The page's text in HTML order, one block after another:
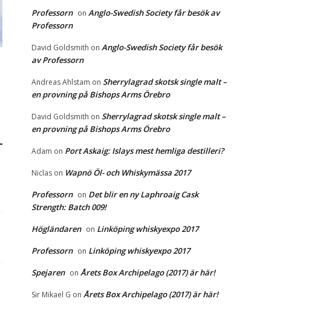
Professorn on Anglo-Swedish Society får besök av
Professorn
David Goldsmith on Anglo-Swedish Society får besök
av Professorn
Andreas Ahlstam on Sherrylagrad skotsk single malt –
en provning på Bishops Arms Örebro
David Goldsmith on Sherrylagrad skotsk single malt –
en provning på Bishops Arms Örebro
Adam on Port Askaig: Islays mest hemliga destilleri?
Niclas on Wapnö Öl- och Whiskymässa 2017
Professorn on Det blir en ny Laphroaig Cask
Strength: Batch 009!
Högländaren on Linköping whiskyexpo 2017
Professorn on Linköping whiskyexpo 2017
Spejaren on Årets Box Archipelago (2017) är här!
Sir Mikael G on Årets Box Archipelago (2017) är här!